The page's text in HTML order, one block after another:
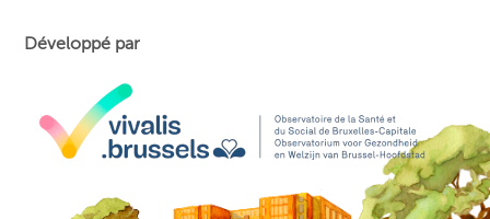
Développé par